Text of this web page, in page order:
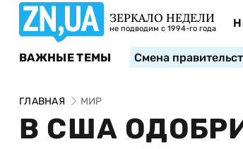
ЗЕРКАЛО НЕДЕЛИ
не подводим с 1994-го года
ВАЖНЫЕ ТЕМЫ Смена
ГЛАВНАЯ МИР
В США